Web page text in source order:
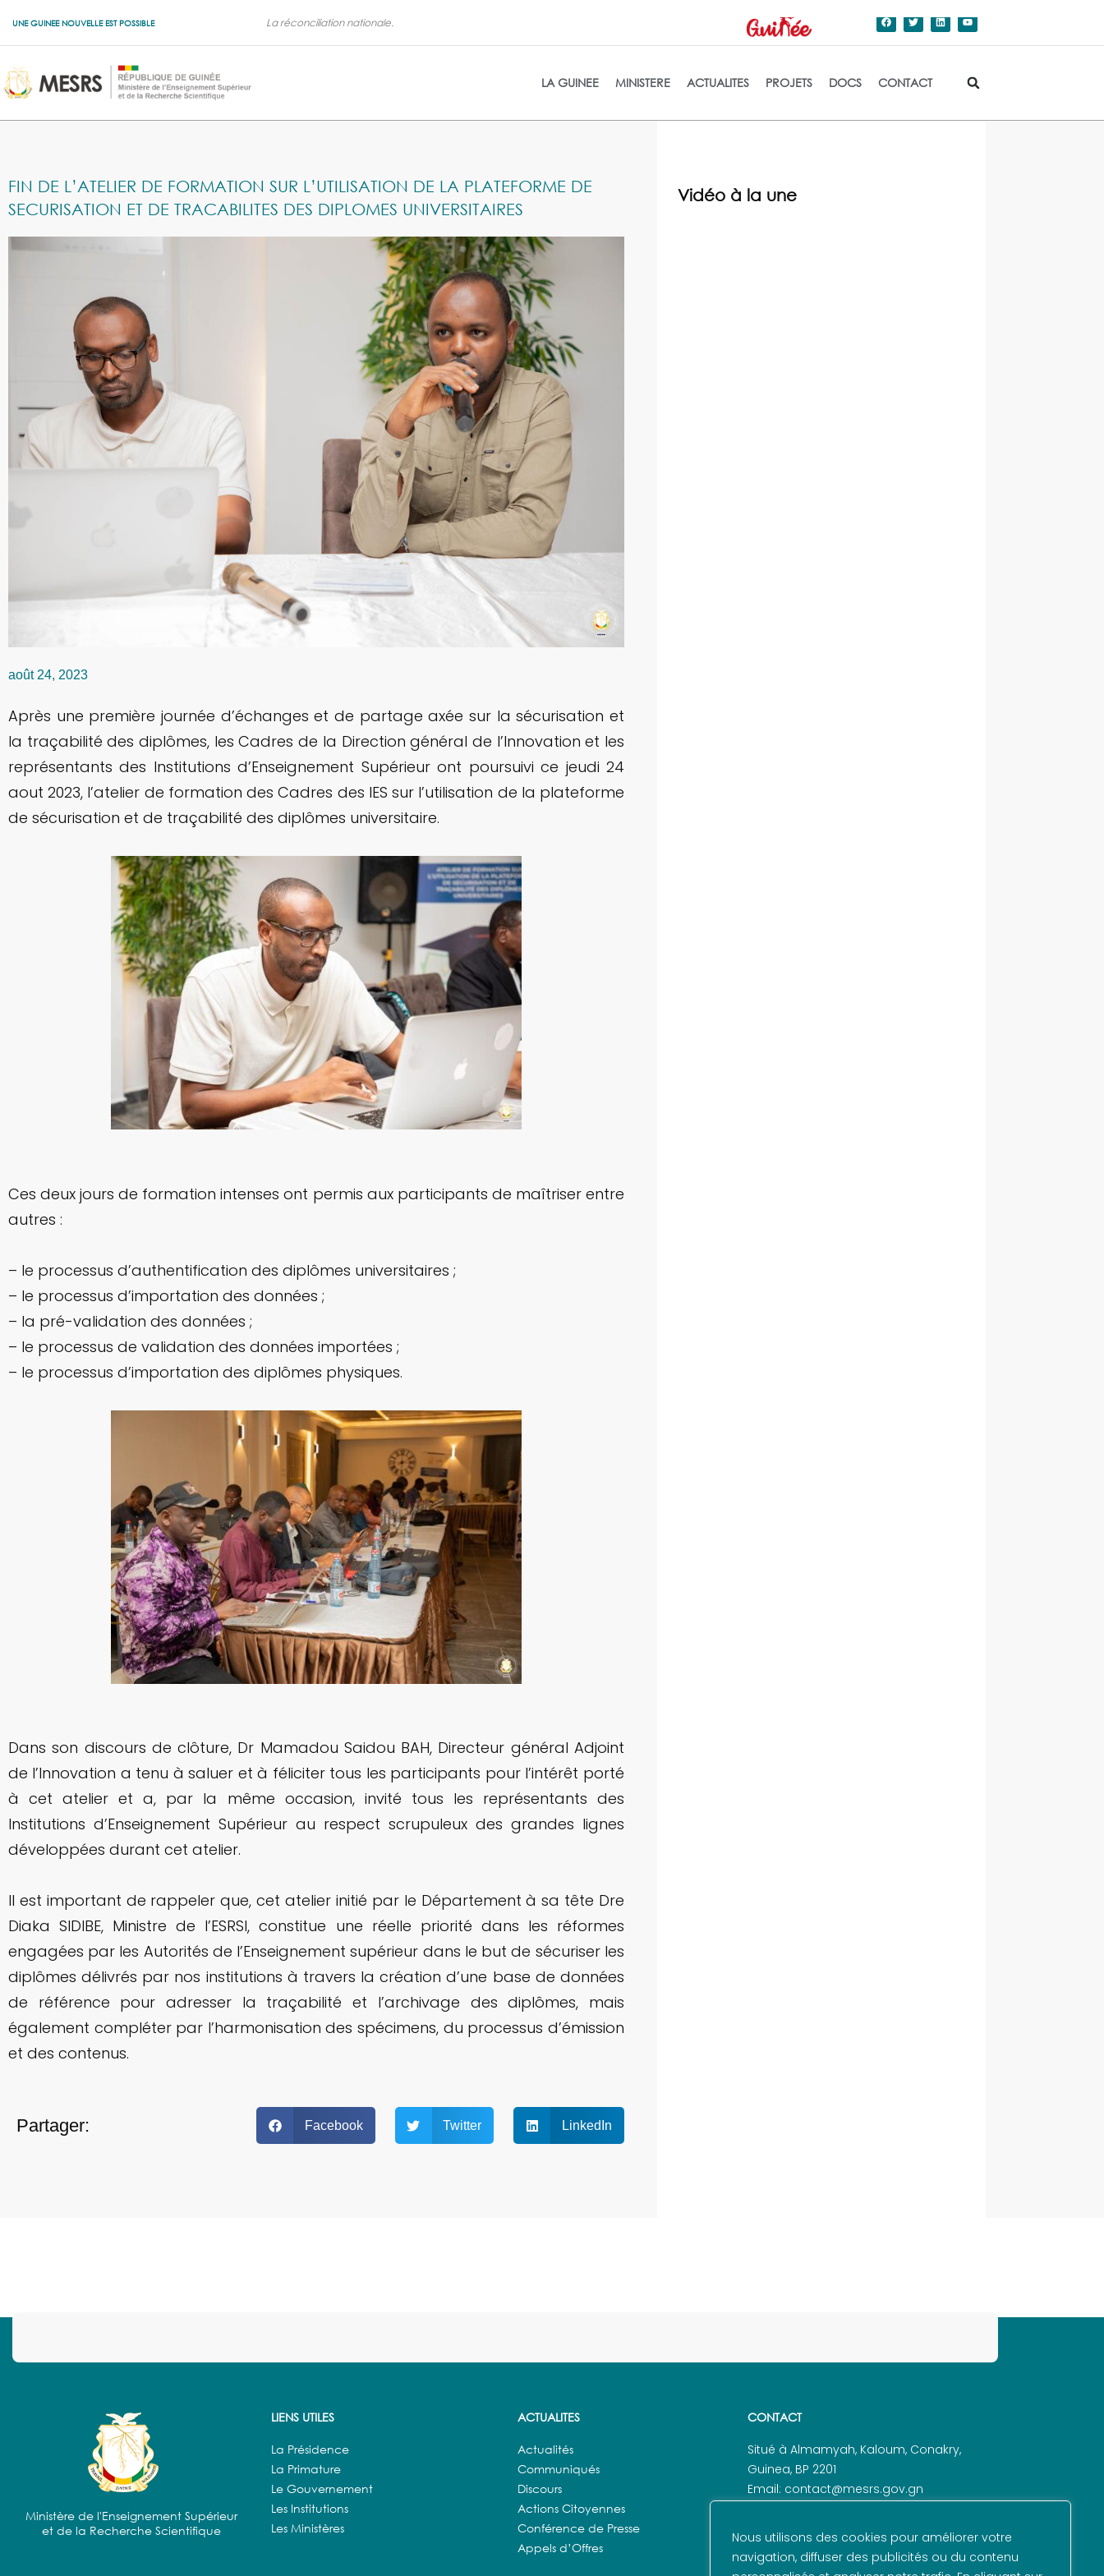
Nous utilisons des cookies pour améliorer votre
navigation, diffuser des publicités ou du contenu
UNE GUINEE NOUVELLE EST POSSIBLE La réconciliation nationale. La refondation de l'Etat.
LA GUINEE MINISTERE ACTUALITES PROJETS DOCS CONTACT
FIN DE L’ATELIER DE FORMATION SUR L’UTILISATION DE LA PLATEFORME DE
SECURISATION ET DE TRACABILITES DES DIPLOMES UNIVERSITAIRES
août 24, 2023
Après une première journée d’échanges et de partage axée sur la sécurisation et
la traçabilité des diplômes, les Cadres de la Direction général de l’Innovation et les
représentants des Institutions d’Enseignement Supérieur ont poursuivi ce jeudi 24
aout 2023, l’atelier de formation des Cadres des IES sur l’utilisation de la plateforme
de sécurisation et de traçabilité des diplômes universitaire.
Ces deux jours de formation intenses ont permis aux participants de maîtriser entre
autres :
– le processus d’authentification des diplômes universitaires ;
– le processus d’importation des données ;
– la pré-validation des données ;
– le processus de validation des données importées ;
– le processus d’importation des diplômes physiques.
Dans son discours de clôture, Dr Mamadou Saidou BAH, Directeur général Adjoint
de l’Innovation a tenu à saluer et à féliciter tous les participants pour l’intérêt porté
à cet atelier et a, par la même occasion, invité tous les représentants des
Institutions d’Enseignement Supérieur au respect scrupuleux des grandes lignes
développées durant cet atelier.
Il est important de rappeler que, cet atelier initié par le Département à sa tête Dre
Diaka SIDIBE, Ministre de l’ESRSI, constitue une réelle priorité dans les réformes
engagées par les Autorités de l’Enseignement supérieur dans le but de sécuriser les
diplômes délivrés par nos institutions à travers la création d’une base de données
de référence pour adresser la traçabilité et l’archivage des diplômes, mais
également compléter par l’harmonisation des spécimens, du processus d’émission
et des contenus.
Partager: Facebook Twitter LinkedIn
Vidéo à la une
Ministère de l'Enseignement Supérieur
et de la Recherche Scientifique
LIENS UTILES
La Présidence
La Primature
Le Gouvernement
Les Institutions
Les Ministères
ACTUALITES
Actualités
Communiqués
Discours
Actions Citoyennes
Conférence de Presse
Appels d’Offres
CONTACT
Situé à Almamyah, Kaloum, Conakry,
Guinea, BP 2201
Email: contact@mesrs.gov.gn